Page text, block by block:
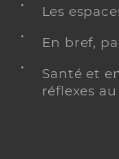
Les
En bref,
Santé et
réflexes